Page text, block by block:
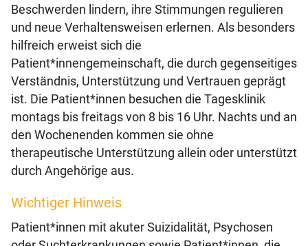
Beschwerden lindern, ihre Stimmungen regulieren
und neue Verhaltensweisen erlernen. Als besonders
hilfreich erweist sich die
Patient*innengemeinschaft, die durch gegenseitiges
Verständnis, Unterstützung und Vertrauen geprägt
ist. Die Patient*innen besuchen die Tagesklinik
montags bis freitags von 8 bis 16 Uhr. Nachts und an
den Wochenenden kommen sie ohne
therapeutische Unterstützung allein oder unterstützt
durch Angehörige aus.
Wichtiger Hinweis
Patient*innen mit akuter Suizidalität, Psychosen